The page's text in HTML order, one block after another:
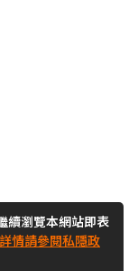
續瀏覽本網站即表
詳情請參閱私隱政